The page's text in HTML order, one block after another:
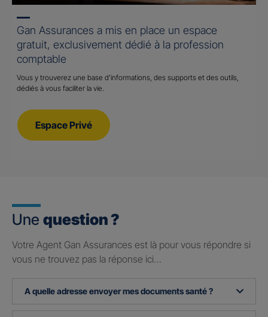
Gan Assurances a mis en place un espace
gratuit, exclusivement dédié à la profession
comptable
Vous y trouverez une base d’informations, des supports et des outils,
dédiés à vous faciliter la vie.
Espace Privé
Une question ?
Votre Agent Gan Assurances est là pour vous répondre si
vous ne trouvez pas la réponse ici…
A quelle adresse envoyer mes documents santé ?